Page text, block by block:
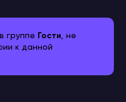
группе Гости , не
к данной